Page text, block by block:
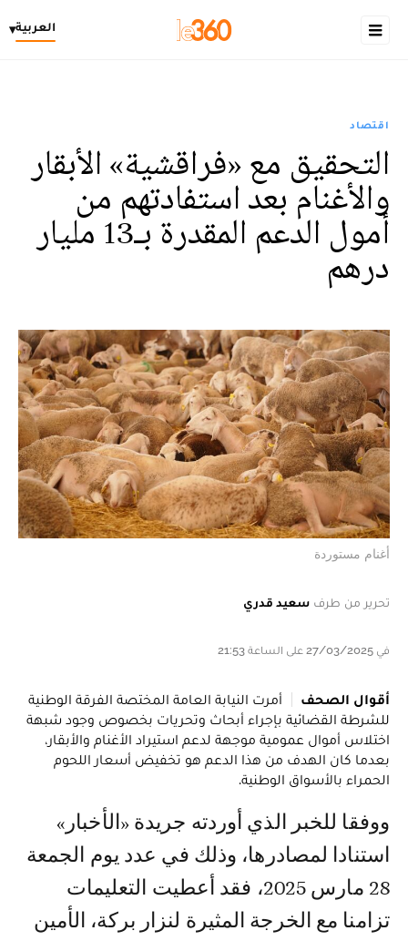
العربية▾
اقتصاد
التحقيق مع «فراقشية» الأبقار
والأغنام بعد استفادتهم من
أمول الدعم المقدرة بـ13 مليار
درهم
أغنام مستوردة
تحرير من طرف سعيد قدري
في 27/03/2025 على الساعة 21:53
أقوال الصحف
أمرت النيابة العامة المختصة الفرقة الوطنية
للشرطة القضائية بإجراء أبحاث وتحريات بخصوص وجود شبهة
اختلاس أموال عمومية موجهة لدعم استيراد الأغنام والأبقار،
بعدما كان الهدف من هذا الدعم هو تخفيض أسعار اللحوم
الحمراء بالأسواق الوطنية.
ووفقا للخبر الذي أوردته جريدة «الأخبار»
استنادا لمصادرها، وذلك في عدد يوم الجمعة
28 مارس 2025، فقد أعطيت التعليمات
تزامنا مع الخرجة المثيرة لنزار بركة، الأمين